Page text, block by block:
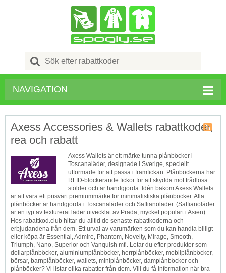
Search
for:
NAVIGATION
Axess Accessories & Wallets rabattkoder,
rea och rabatt
Axess Wallets är ett märke tunna plånböcker i
Toscanaläder, designade i Sverige, speciellt
utformade för att passa i framfickan. Plånböckerna har
RFID-blockerande fickor för att skydda mot trådlösa
stölder och är handgjorda. Idén bakom Axess Wallets
är att vara ett prisvärt premiummärke för minimalistiska plånböcker. Alla
plånböcker är handgjorda i Toscanaläder och Saffianoläder. (Saffianoläder
är en typ av texturerat läder utvecklat av Prada, mycket populärt i Asien).
Hos rabattkod.club hittar du alltid de senaste rabattkoderna och
erbjudandena från dem. Ett urval av varumärken som du kan handla billigt
eller köpa är Essential, Admire, Phantom, Novelty, Mirage, Smooth,
Triumph, Nano, Superior och Vanquish mfl. Letar du efter produkter som
dollarplånböcker, aluminiumplånböcker, herrplånböcker, mobilplånböcker,
börsar, barnplånböcker, wallets, miniplånböcker, damplånböcker och
plånböcker? Vi listar olika rabatter från dem. Vill du få information när bra